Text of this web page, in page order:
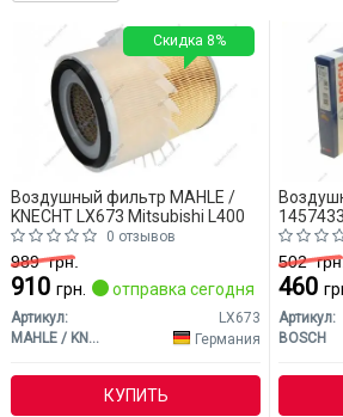
Воздушный фильтр MAHLE /
KNECHT LX673 Mitsubishi L400
0 отзывов
989грн.
910 грн. отправка сегодня
Артикул:
LX673
MAHLE / KNECHT
Германия
КУПИТЬ
Скидка 8%
502
460
Артикул:
BOSCH